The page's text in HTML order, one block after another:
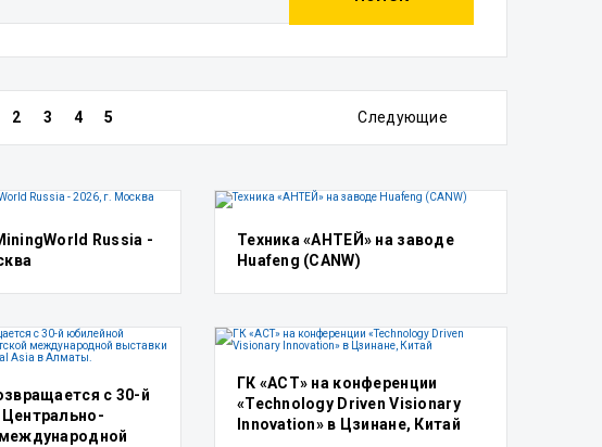
2 3 4 5 Следующие
Russia -
Техника «АНТЕЙ» на заводе
Huafeng (CANW)
с 30-й
ГК «АСТ» на конференции
«Technology Driven Visionary
Innovation» в Цзинане, Китай